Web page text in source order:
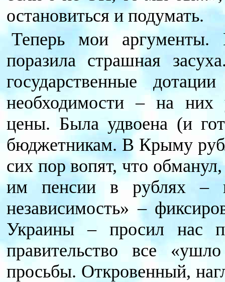
остановиться и подумать.
Теперь мои
поразила страшная
государственные
необходимости – на них
цены. Была удвоена (и
бюджетникам. В Крыму
сих пор вопят, что
им пенсии в рублях –
независимость» –
Украины – просил нас
правительство все
просьбы. Откровенный,